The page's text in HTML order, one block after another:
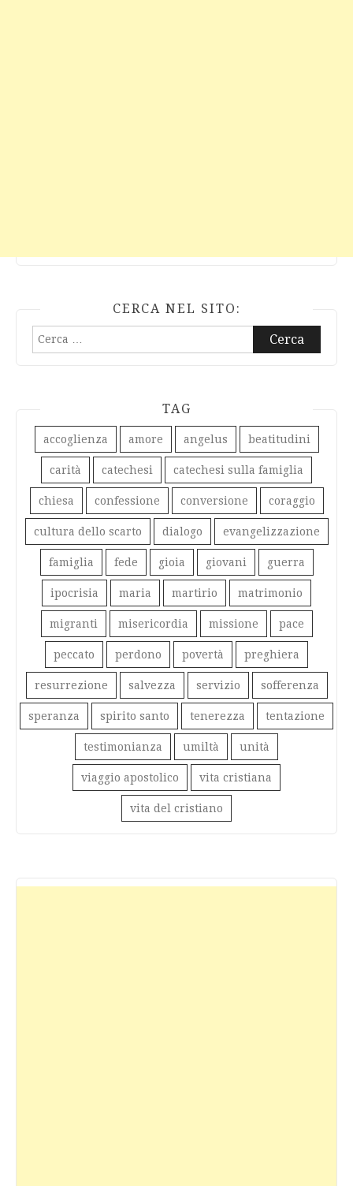
CERCA NEL SITO:
Ricerca
TAG
accoglienza amore angelus beatitudini
carità catechesi catechesi sulla famiglia
chiesa confessione conversione coraggio
cultura dello scarto dialogo evangelizzazione
famiglia fede gioia giovani guerra
ipocrisia maria martirio matrimonio
migranti misericordia missione pace
peccato perdono povertà preghiera
resurrezione salvezza servizio sofferenza
speranza spirito santo tenerezza tentazione
testimonianza umiltà unità
viaggio apostolico vita cristiana
vita del cristiano